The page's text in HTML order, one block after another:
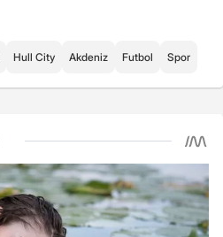
Hull City Akdeniz Futbol Spor